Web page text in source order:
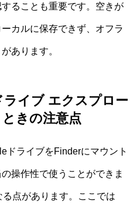
ることも重要です。空きが
カルに保存できず、オフラ
あります。
イブ エクスプロー
きの注意点
ドライブをFinderにマウント
操作性で使うことができま
点があります。ここでは